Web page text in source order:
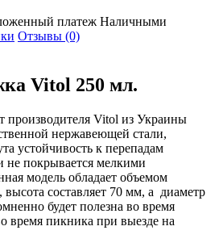
платеж Наличными
Отзывы (0)
Vitol 250 мл.
производителя Vitol из Украины
нержавеющей стали,
устойчивость к перепадам
не покрывается мелкими
модель обладает объемом
высота составляет 70 мм, а диаметр
будет полезна во время
время пикника при выезде на